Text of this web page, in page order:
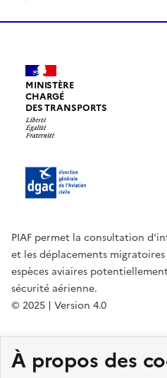
À propos des
MINISTÈRE
CHARGÉ
DES TRANSPORTS
PIAF permet la consultation
et les déplacements
espèces aviaires
sécurité aérienne.
© 2025 | Version 4.0
legifrance.gouv.fr
service-public.fr